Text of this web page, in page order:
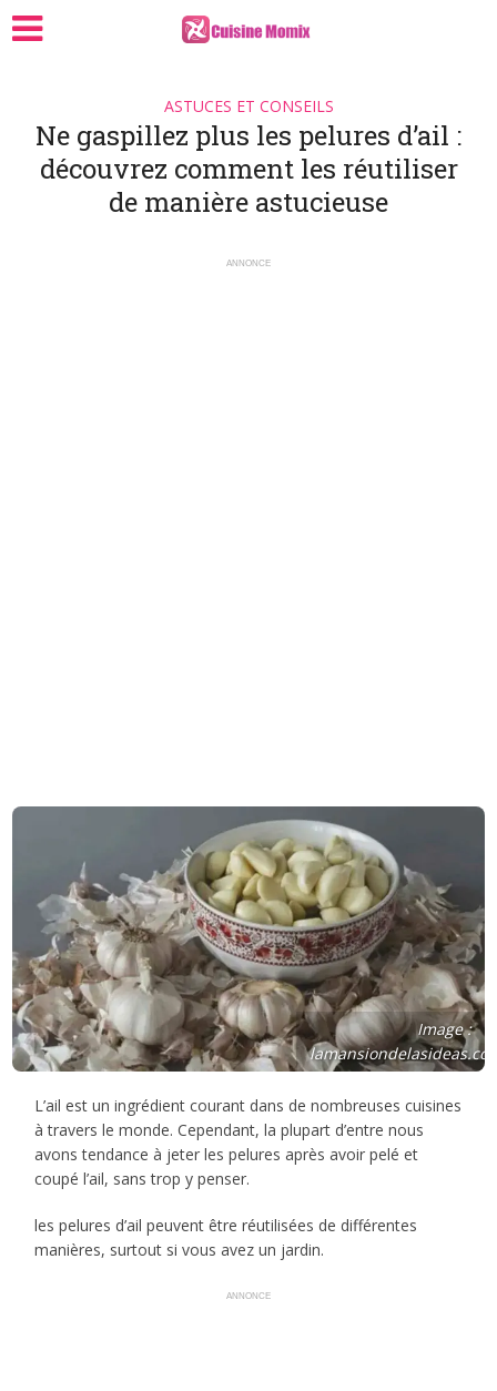
ASTUCES ET CONSEILS
Ne gaspillez plus les pelures d’ail :
découvrez comment les réutiliser
de manière astucieuse
ANNONCE
Image :
L’ail est un ingrédient courant dans de nombreuses cuisines
à travers le monde. Cependant, la plupart d’entre nous
avons tendance à jeter les pelures après avoir pelé et
coupé l’ail, sans trop y penser.
les pelures d’ail peuvent être réutilisées de différentes
manières, surtout si vous avez un jardin.
ANNONCE